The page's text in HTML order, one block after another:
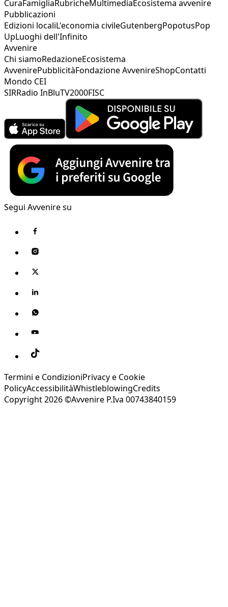
CuraFamigliaRubricheMultimediaEcosistema avvenire
Pubblicazioni
Edizioni localiL'economia civileGutenbergPopotusPop
UpLuoghi dell'Infinito
Avvenire
Chi siamoRedazioneEcosistema
AvvenirePubblicitàFondazione AvvenireShopContatti
Mondo CEI
SIRRadio InBluTV2000FISC
Segui Avvenire su
Termini e CondizioniPrivacy e Cookie
PolicyAccessibilitàWhistleblowingCredits
Copyright 2026 ©Avvenire P.Iva 00743840159